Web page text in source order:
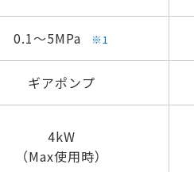
0.1～5MPa ※1
ギアポンプ
4kW
（Max使用時）